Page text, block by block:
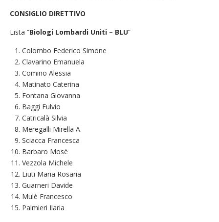
CONSIGLIO DIRETTIVO
Lista “Biologi Lombardi Uniti – BLU”
Colombo Federico Simone
Clavarino Emanuela
Comino Alessia
Matinato Caterina
Fontana Giovanna
Baggi Fulvio
Catricalà Silvia
Meregalli Mirella A.
Sciacca Francesca
Barbaro Mosè
Vezzola Michele
Liuti Maria Rosaria
Guarneri Davide
Mulè Francesco
Palmieri Ilaria